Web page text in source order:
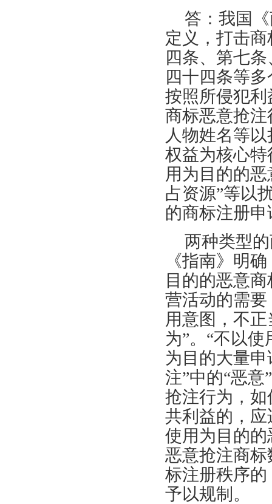
答：我国
定义，打击
四条、第七
四十四条等
按照所侵犯
商标恶意抢注
人物姓名等
权益为核心
用为目的的
占资源”等以
的商标注册
两种类型
《指南》明
目的的恶意
营活动的需
用意图，不
为”。“不以
为目的大量
注”中的“恶意
抢注行为，
共利益的，
使用为目的
恶意抢注商
标注册秩序
予以规制。